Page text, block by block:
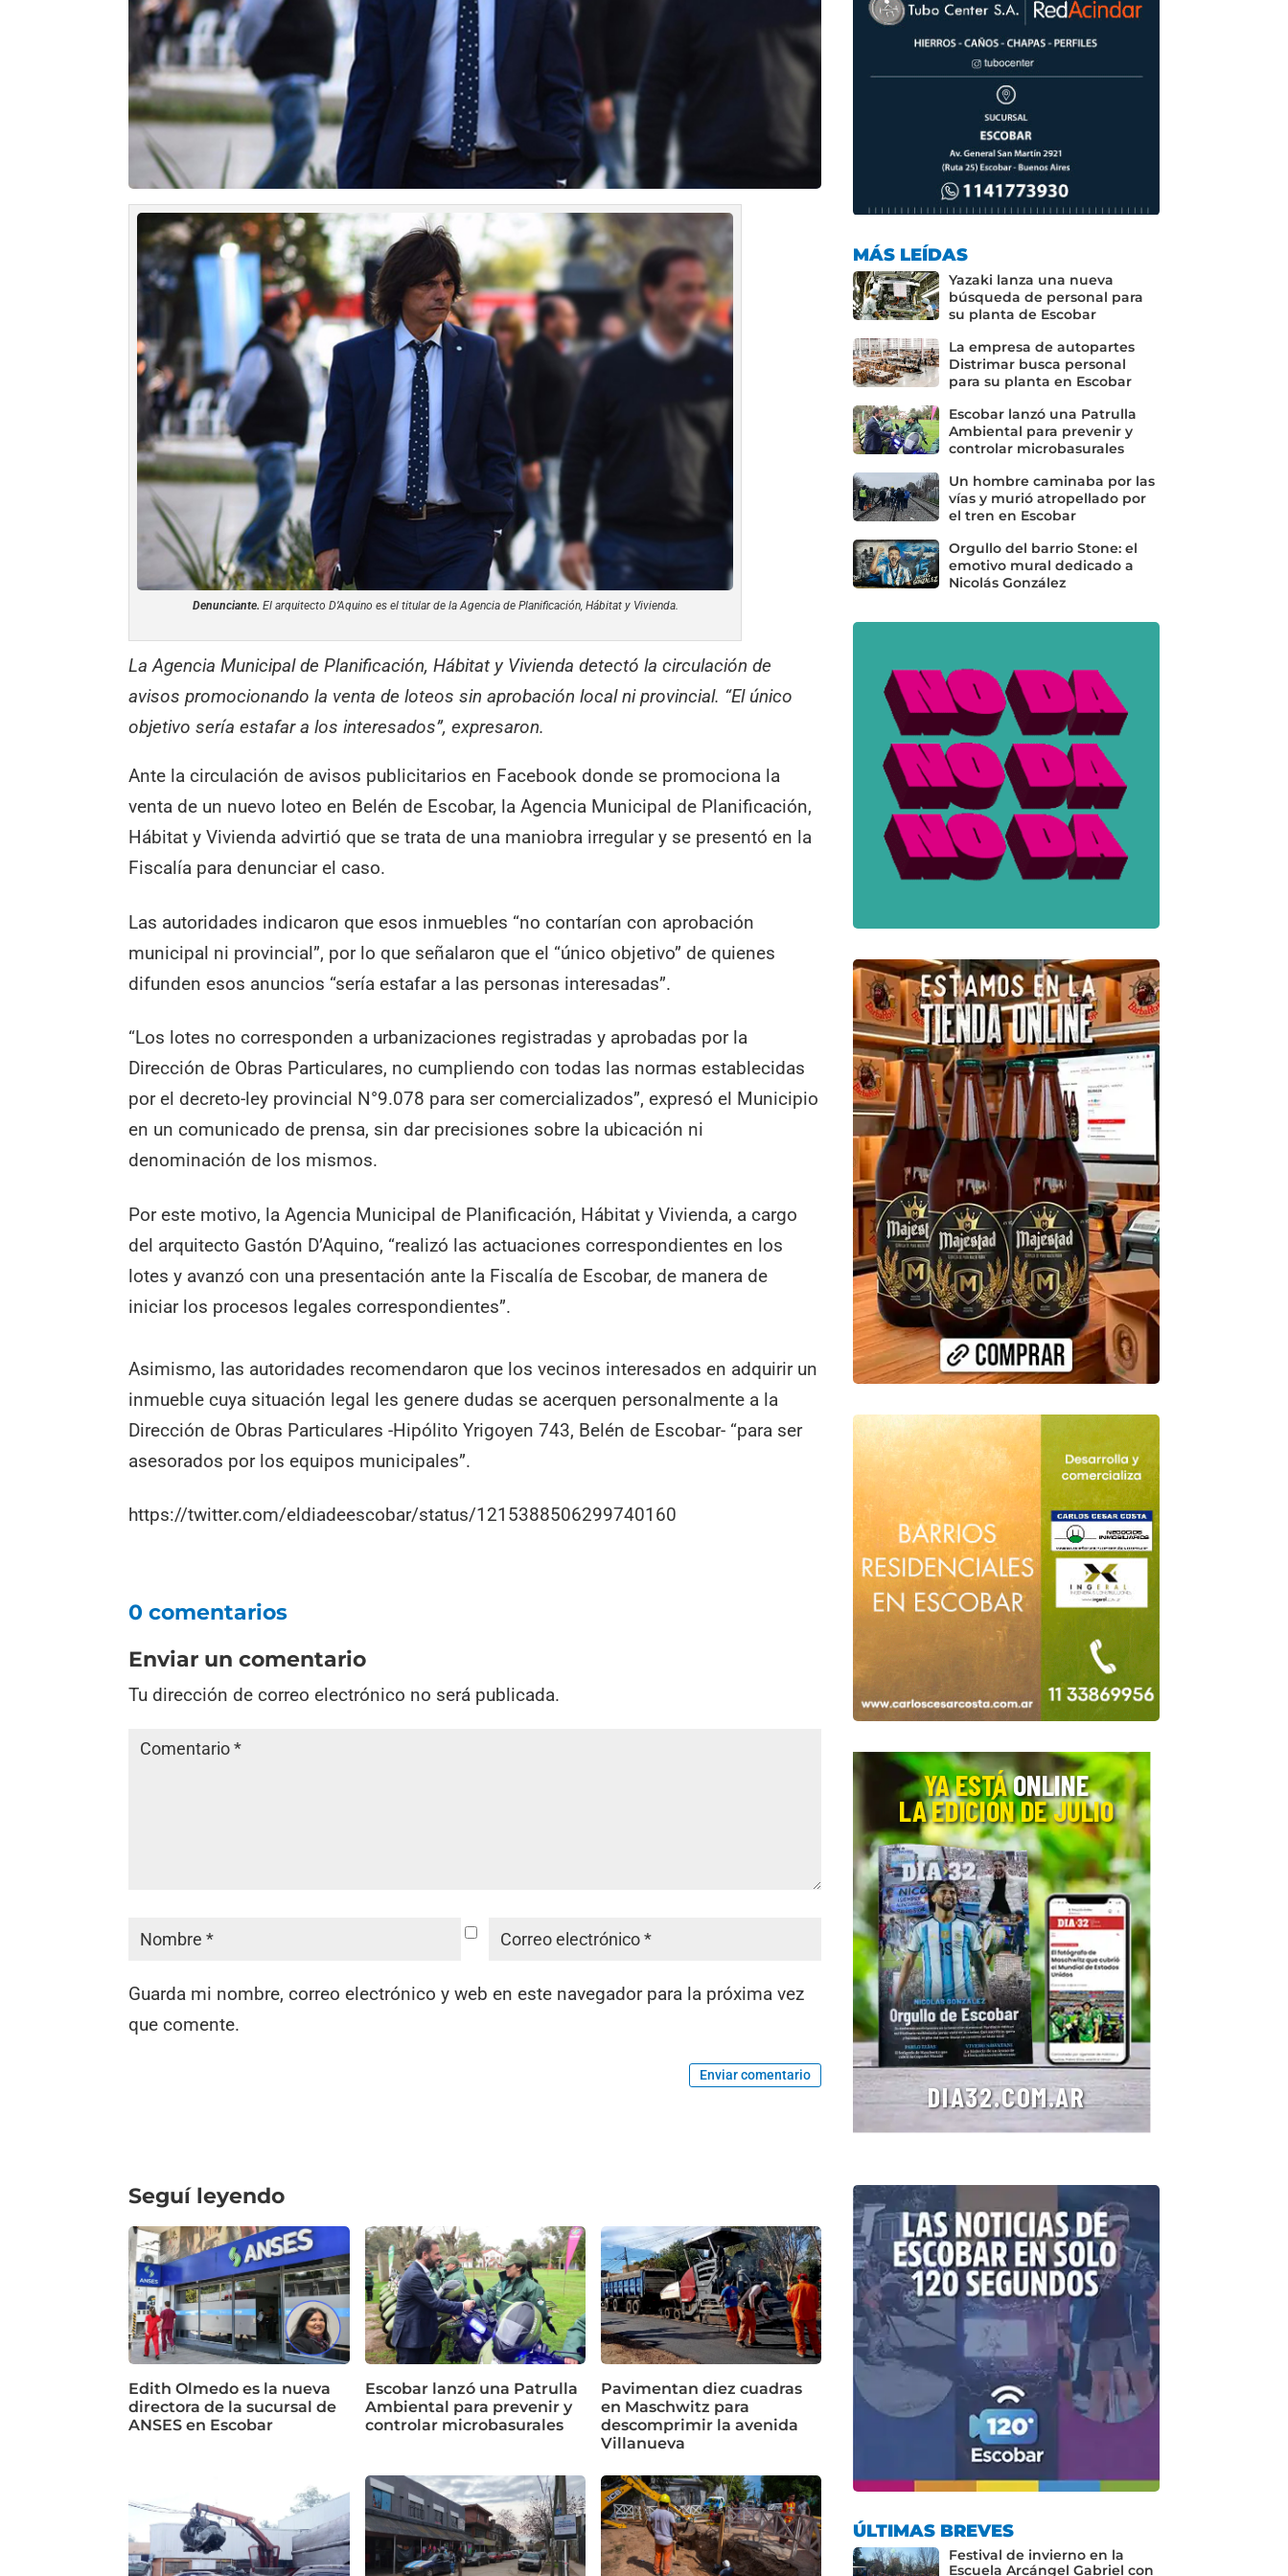
Denunciante. El arquitecto D’Aquino es el titular de la Agencia de Planificación, Hábitat y Vivienda.
La Agencia Municipal de Planificación, Hábitat y Vivienda detectó la circulación de
avisos promocionando la venta de loteos sin aprobación local ni provincial. “El único
objetivo sería estafar a los interesados”, expresaron.
Ante la circulación de avisos publicitarios en Facebook donde se promociona la
venta de un nuevo loteo en Belén de Escobar, la Agencia Municipal de Planificación,
Hábitat y Vivienda advirtió que se trata de una maniobra irregular y se presentó en la
Fiscalía para denunciar el caso.
Las autoridades indicaron que esos inmuebles “no contarían con aprobación
municipal ni provincial”, por lo que señalaron que el “único objetivo” de quienes
difunden esos anuncios “sería estafar a las personas interesadas”.
“Los lotes no corresponden a urbanizaciones registradas y aprobadas por la
Dirección de Obras Particulares, no cumpliendo con todas las normas establecidas
por el decreto-ley provincial N°9.078 para ser comercializados”, expresó el Municipio
en un comunicado de prensa, sin dar precisiones sobre la ubicación ni
denominación de los mismos.
Por este motivo, la Agencia Municipal de Planificación, Hábitat y Vivienda, a cargo
del arquitecto Gastón D’Aquino, “realizó las actuaciones correspondientes en los
lotes y avanzó con una presentación ante la Fiscalía de Escobar, de manera de
iniciar los procesos legales correspondientes”.
Asimismo, las autoridades recomendaron que los vecinos interesados en adquirir un
inmueble cuya situación legal les genere dudas se acerquen personalmente a la
Dirección de Obras Particulares -Hipólito Yrigoyen 743, Belén de Escobar- “para ser
asesorados por los equipos municipales”.
https://twitter.com/eldiadeescobar/status/1215388506299740160
0 comentarios
Enviar un comentario
Tu dirección de correo electrónico no será publicada.
Guarda mi nombre, correo electrónico y web en este navegador para la próxima vez
que comente.
Enviar comentario
Seguí leyendo
Edith Olmedo es la nueva
directora de la sucursal de
ANSES en Escobar
Escobar lanzó una Patrulla
Ambiental para prevenir y
controlar microbasurales
Pavimentan diez cuadras
en Maschwitz para
descomprimir la avenida
Villanueva
MÁS LEÍDAS
Yazaki lanza una nueva
búsqueda de personal para
su planta de Escobar
La empresa de autopartes
Distrimar busca personal
para su planta en Escobar
Escobar lanzó una Patrulla
Ambiental para prevenir y
controlar microbasurales
Un hombre caminaba por las
vías y murió atropellado por
el tren en Escobar
Orgullo del barrio Stone: el
emotivo mural dedicado a
Nicolás González
ÚLTIMAS BREVES
Festival de invierno en la
Escuela Arcángel Gabriel con